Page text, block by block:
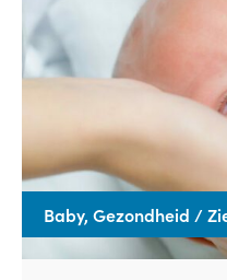
Baby, Gezondheid /